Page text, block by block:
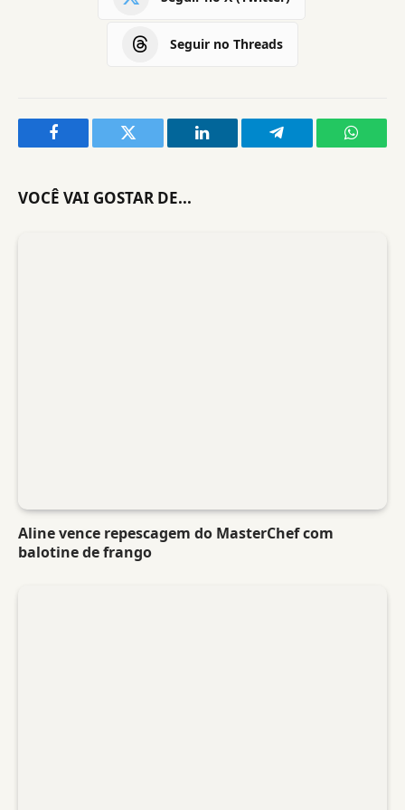
Seguir no Threads
Facebook Twitter LinkedIn Telegram
VOCÊ VAI GOSTAR DE...
Aline vence repescagem do MasterChef com
balotine de frango